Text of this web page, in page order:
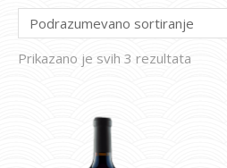
Prikazano je svih 3 rezultata